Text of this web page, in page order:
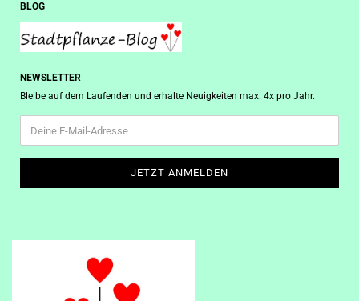
BLOG
NEWSLETTER
Bleibe auf dem Laufenden und erhalte Neuigkeiten max. 4x pro Jahr.